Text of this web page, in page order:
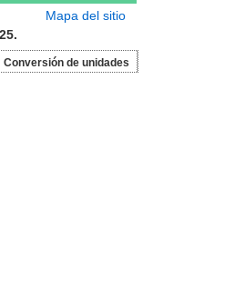
Mapa del sitio
Conversión de unidades